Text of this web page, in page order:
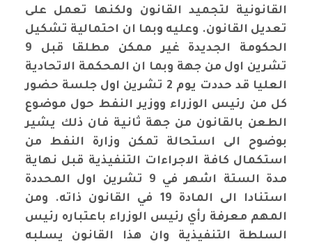
القانونية لتجميد القانون ولكنها تعمل على
تعديل القانون. وعليه وبما ان احتمالية تشكيل
الحكومة الجديدة غير ممكن مطلقا قبل 9
تشرين اول من جهة وبما ان المحكمة الاتحادية
العليا قد حددت يوم 2 تشرين اول جلسة حضور
كل من رئيس الوزراء ووزير النفط حول موضوع
الطعن بالقانون من جهة ثانية فان ذلك يشير
بوضوح الى استحالة تمكن وزارة النفط من
استكمال كافة الاجراءات التنفيذية قبل نهاية
مدة الستة اشهر في 9 تشرين اول المحددة
استنادا الى المادة 19 في القانون ذاته. ومن
المهم معرفة رأي رئيس الوزراء باعتباره رئيس
السلطة التنفيذية وان هذا القانون يسلبه